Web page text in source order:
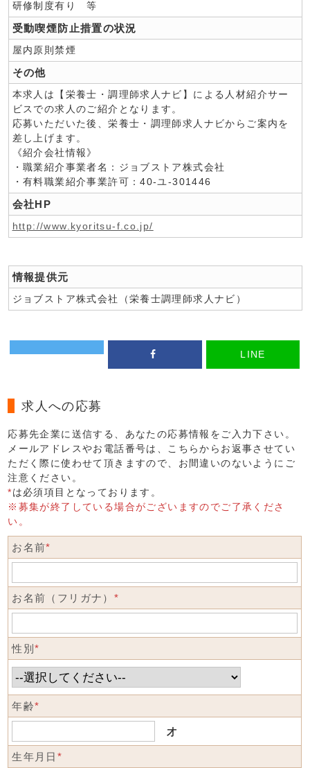
研修制度有り 等
受動喫煙防止措置の状況
屋内原則禁煙
その他
本求人は【栄養士・調理師求人ナビ】による人材紹介サー
ビスでの求人のご紹介となります。
応募いただいた後、栄養士・調理師求人ナビからご案内を
差し上げます。
《紹介会社情報》
・職業紹介事業者名：ジョブストア株式会社
・有料職業紹介事業許可：40-ユ-301446
会社HP
http://www.kyoritsu-f.co.jp/
情報提供元
ジョブストア株式会社（栄養士調理師求人ナビ）
LINE
求人への応募
応募先企業に送信する、あなたの応募情報をご入力下さい。
メールアドレスやお電話番号は、こちらからお返事させてい
ただく際に使わせて頂きますので、お間違いのないようにご
注意ください。
*は必須項目となっております。
※募集が終了している場合がございますのでご了承くださ
い。
お名前*
お名前（フリガナ） *
性別*
年齢*
才
生年月日 *